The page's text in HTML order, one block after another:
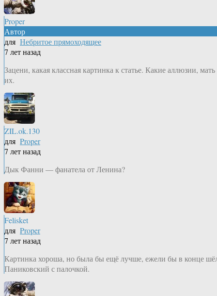
Proper
Автор
для Небритое прямоходящее
7 лет назад
Зацени, какая классная картинка к статье. Какие аллюзии, мать
их.
ZIL.ok.130
для Proper
7 лет назад
Дык Фанни — фанатела от Ленина?
Felisket
для Proper
7 лет назад
Картинка хороша, но была бы ещё лучше, ежели бы в конце
Паниковский с палочкой.